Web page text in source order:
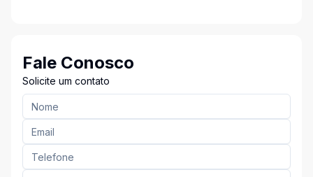
Fale Conosco
Solicite um contato